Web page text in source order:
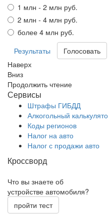
1 млн - 2 млн руб.
2 млн - 4 млн руб.
более 4 млн руб.
Результаты
Наверх
Вниз
Продолжить чтение
Сервисы
Штрафы ГИБДД
Алкогольный
Коды регионов
Налог на авто
Налог с продажи авто
Кроссворд
Что вы знаете об
устройстве автомобиля?
пройти тест